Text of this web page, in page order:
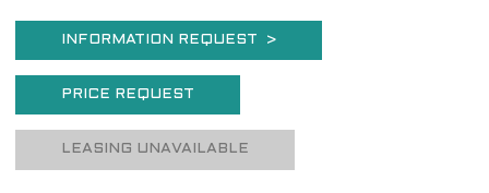
INFORMATION REQUEST >
PRICE REQUEST
LEASING UNAVAILABLE